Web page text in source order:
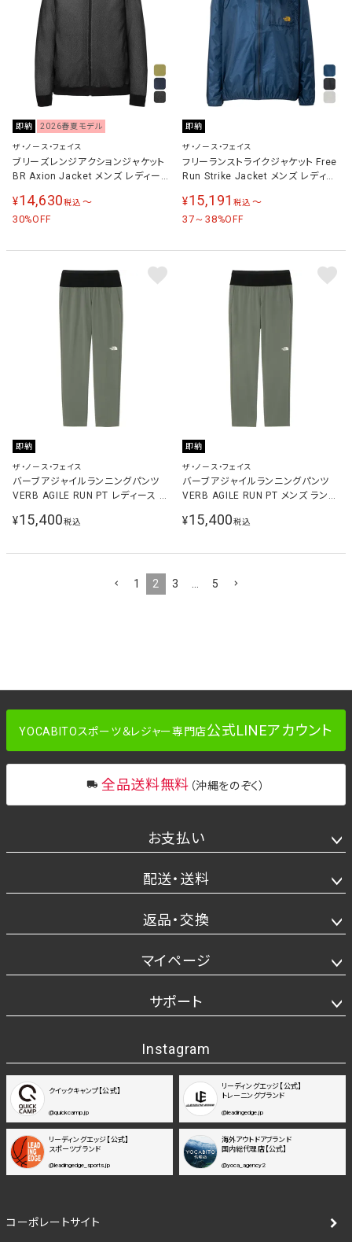
即納 2026春夏モデル
ザ・ノース・フェイス
ブリーズレンジアクションジャケット
BR Axion Jacket メンズ レディー
¥14,630税込 〜
30%OFF
即納
ザ・ノース・フェイス
フリーランストライクジャケット Free
Run Strike Jacket メンズ レディー
¥15,191 税込 〜
37～38%OFF
即納
ザ・ノース・フェイス
バーブアジャイルランニングパンツ
VERB AGILE RUN PT レディース ラ
ール NBW42677 SP
¥15,400税込
即納
ザ・ノース・フェイス
バーブアジャイルランニングパンツ
VERB AGILE RUN PT メンズ ランニ
NB42677 SP
¥15,400税込
1 2 3 … 5
YOCABITOスポーツ＆レジャー専門店公式LINEアカウント
全品送料無料 （沖縄をのぞく）
お支払い
配送・送料
返品・交換
マイページ
サポート
Instagram
クイックキャンプ【公式】
@quickcamp.jp
リーディングエッジ【公式】
トレーニングブランド
@leadingedge.jp
リーディングエッジ【公式】
スポーツブランド
@leadingedge_sports.jp
海外アウトドアブランド
国内総代理店【公式】
@yoca_agency2
コーポレートサイト